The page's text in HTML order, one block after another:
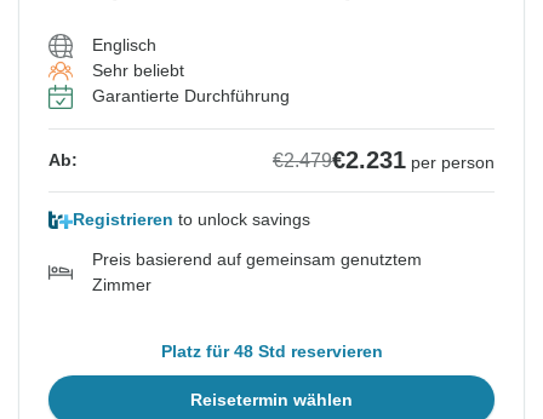
Englisch
Sehr beliebt
Garantierte Durchführung
Ab: €2.479€2.231 per person
Registrieren to unlock savings
Preis basierend auf gemeinsam genutztem
Zimmer
Platz für 48 Std reservieren
Reisetermin wählen